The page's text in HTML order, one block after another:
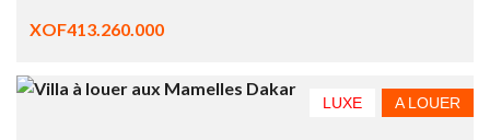
XOF413.260.000
A LOUER
LUXE